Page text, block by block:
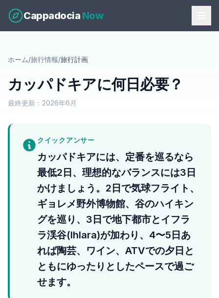
Cappadocia Now
ホーム/旅行情報/旅行計画
カッパドキアに何日必要？
最終更新：2026年6月
クイックアンサー
カッパドキアには、定番を巡るなら
最低2日、理想的なバランスには3日
かけましょう。2日で気球フライト、
ギョレメ野外博物館、谷のハイキン
グを巡り、3日で地下都市とイフラ
ラ渓谷(Ihlara)が加わり、4〜5日あ
れば陶芸、ワイン、ATVでの夕日と
ともにゆったりとしたペースで過ご
せます。